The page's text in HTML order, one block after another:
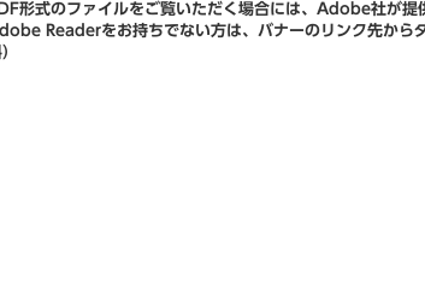
形式のファイルをご覧いただく場合には、Adobe社が
Readerをお持ちでない方は、バナーのリンク先から